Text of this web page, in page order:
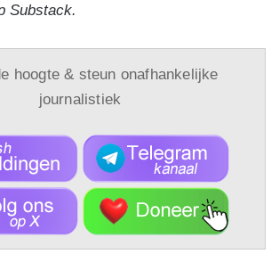
Substack.
hoogte & steun onafhankelijke
journalistiek